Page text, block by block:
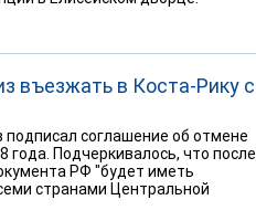
въезжать в Коста-Рику с
соглашение об отмене
года. Подчеркивалось, что после
РФ "будет иметь
странами Центральной